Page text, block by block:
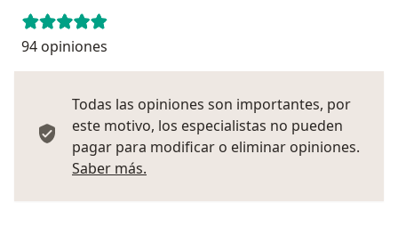
94 opiniones
Todas las opiniones son importantes, por
este motivo, los especialistas no pueden
pagar para modificar o eliminar opiniones.
Saber más.